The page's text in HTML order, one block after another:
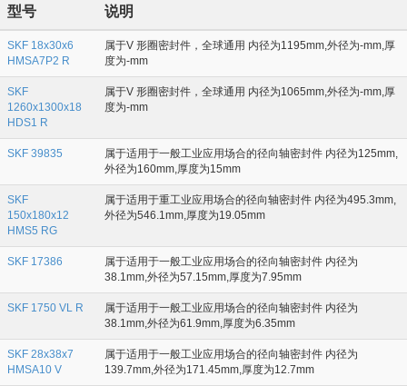
型号 说明
SKF 18x30x6
HMSA7P2 R
属于V 形圈密封件，全球通用 内径为1195mm,外径为-mm,厚
度为-mm
SKF
1260x1300x18
HDS1 R
属于V 形圈密封件，全球通用 内径为1065mm,外径为-mm,厚
度为-mm
SKF 39835
属于适用于一般工业应用场合的径向轴密封件 内径为125mm,
外径为160mm,厚度为15mm
SKF
150x180x12
HMS5 RG
属于适用于重工业应用场合的径向轴密封件 内径为495.3mm,
外径为546.1mm,厚度为19.05mm
SKF 17386
属于适用于一般工业应用场合的径向轴密封件 内径为
38.1mm,外径为57.15mm,厚度为7.95mm
SKF 1750 VL R
属于适用于一般工业应用场合的径向轴密封件 内径为
38.1mm,外径为61.9mm,厚度为6.35mm
SKF 28x38x7
HMSA10 V
属于适用于一般工业应用场合的径向轴密封件 内径为
139.7mm,外径为171.45mm,厚度为12.7mm